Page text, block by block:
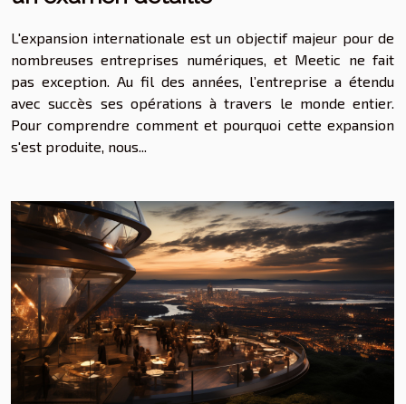
L'expansion internationale est un objectif majeur pour de
nombreuses entreprises numériques, et Meetic ne fait
pas exception. Au fil des années, l’entreprise a étendu
avec succès ses opérations à travers le monde entier.
Pour comprendre comment et pourquoi cette expansion
s'est produite, nous...